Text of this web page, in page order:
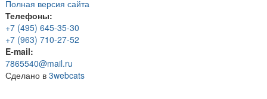
Полная версия сайта
Телефоны:
+7 (495) 645-35-30
+7 (963) 710-27-52
E-mail:
7865540@mail.ru
Сделано в 3webcats